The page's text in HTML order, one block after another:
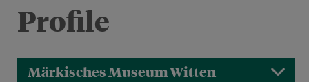
Profile
Märkisches Museum Witten